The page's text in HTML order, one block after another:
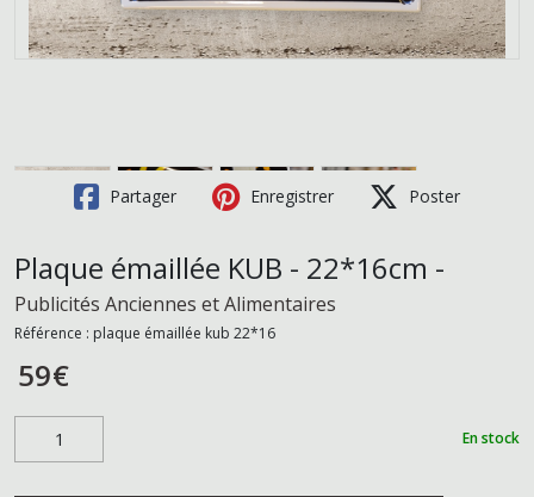
Partager Enregistrer Poster
Plaque émaillée KUB - 22*16cm -
Publicités Anciennes et Alimentaires
Référence : plaque émaillée kub 22*16
59€
En stock